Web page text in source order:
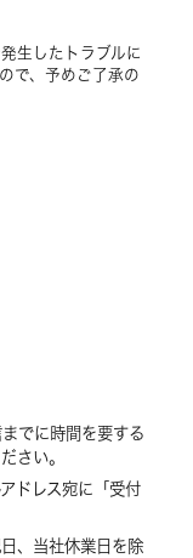
生したトラブルに
で、予めご了承の
でに時間を要する
さい。
ドレス宛に「受付
、当社休業日を除